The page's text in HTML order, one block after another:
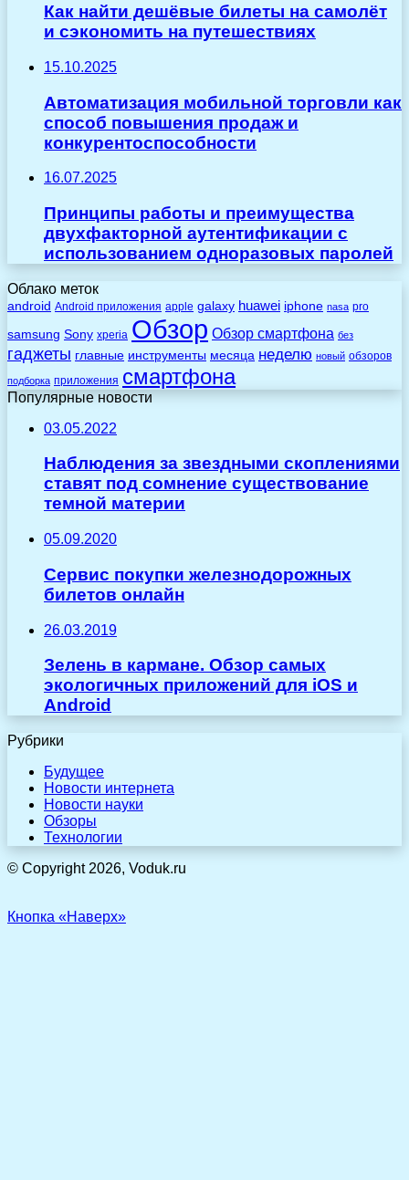
Как найти дешёвые билеты на самолёт
и сэкономить на путешествиях
15.10.2025
Автоматизация мобильной торговли как
способ повышения продаж и
конкурентоспособности
16.07.2025
Принципы работы и преимущества
двухфакторной аутентификации с
использованием одноразовых паролей
Облако меток
android Android приложения apple galaxy huawei iphone nasa pro
samsung Sony xperia Обзор Обзор смартфона без
гаджеты главные инструменты месяца неделю новый обзоров
подборка приложения смартфона
Популярные новости
03.05.2022
Наблюдения за звездными скоплениями
ставят под сомнение существование
темной материи
05.09.2020
Сервис покупки железнодорожных
билетов онлайн
26.03.2019
Зелень в кармане. Обзор самых
экологичных приложений для iOS и
Android
Рубрики
Будущее
Новости интернета
Новости науки
Обзоры
Технологии
© Copyright 2026, Voduk.ru
Кнопка «Наверх»